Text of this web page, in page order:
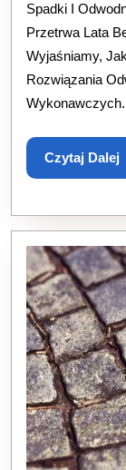
Spadki I
Przetrwa Lata
Wyjaśniamy,
Rozwiązania
Wykonawczych.
Czytaj Dalej